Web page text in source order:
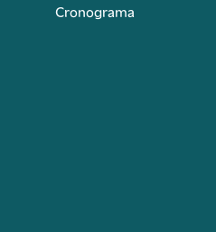
Cronograma